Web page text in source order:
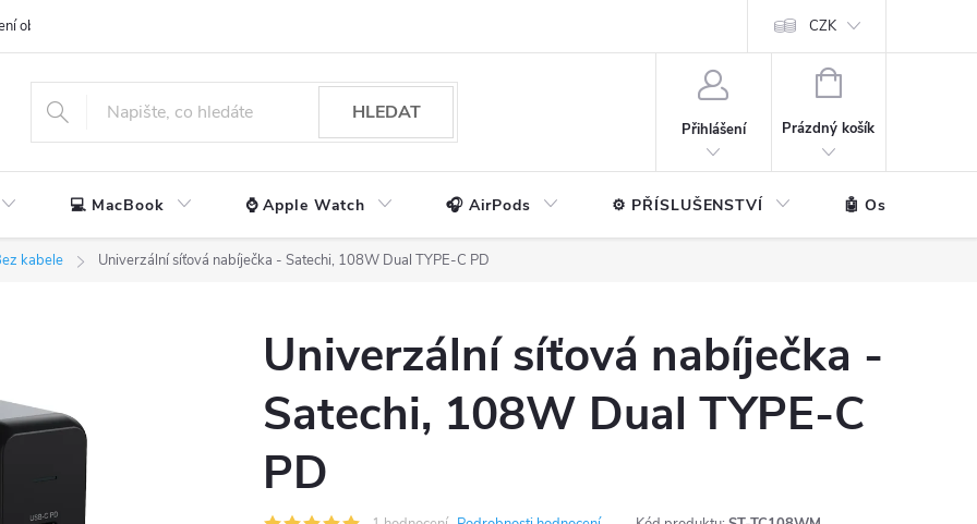
obchodu CZK
HLEDAT
Přihlášení
NÁKUPNÍ
Prázdný košík
💻 MacBook ⌚ Apple Watch 🎧 AirPods ⚙️ PŘÍSLUŠENSTVÍ 🤖 Ostatní
kabele Univerzální síťová nabíječka - Satechi, 108W Dual TYPE-C PD
Univerzální síťová nabíječka -
Satechi, 108W Dual TYPE-C
PD